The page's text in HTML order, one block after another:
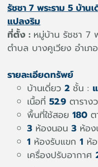
รัชชา 7 พระราม 5 บ้า
แปลงริม
ที่ตั้ง : หมู่บ้าน รัชชา 7
ตำบล บางคูเวียง อำเภ
รายละเอียดทรัพย์
บ้านเดี่ยว 2 ชั้น :
เนื้อที่ 52.9 ตาราง
พื้นที่ใช้สอย 180 ต
3 ห้องนอน 3 ห้อง
1 ห้องรับแขก 1 ห้
เครื่องปรับอากาศ